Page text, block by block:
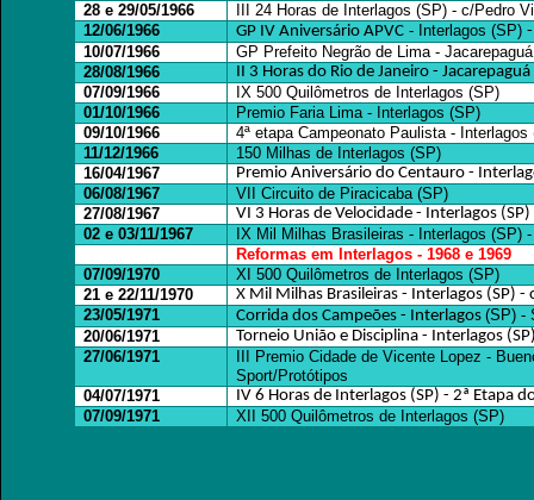
28 e 29/05/1966
III 24 Horas de Interlagos (SP) - c/Pedro
12/06/1966
GP IV Aniversário APVC- Interlagos (SP)
10/07/1966
GP Prefeito Negrão de Lima -
28/08/1966
II 3 Horas do Rio de Janeiro - Jacarepaguá
07/09/1966
IX 500 Quilômetros de Interlagos (SP)
01/10/1966
Premio Faria Lima - Interlagos (SP)
09/10/1966
4ª etapa Campeonato Paulista -
11/12/1966
150 Milhas de Interlagos (SP)
16/04/1967
Premio Aniversário do Centauro -
06/08/1967
VII Circuito de Piracicaba (SP)
27/08/1967
VI 3 Horas de Velocidade - Interlagos (SP)
02 e 03/11/1967
IX Mil Milhas Brasileiras - Interlagos (SP)
Reformas em Interlagos - 1968 e 1969
07/09/1970
XI 500 Quilômetros de Interlagos (SP)
21 e 22/11/1970
X Mil Milhas Brasileiras - Interlagos (SP) -
23/05/1971
Corrida dos Campeões - Interlagos (SP) -
20/06/1971
Torneio União e Disciplina - Interlagos
27/06/1971
III Premio Cidade de Vicente Lopez -
Sport/Protótipos
04/07/1971
IV 6 Horas de Interlagos (SP) - 2ª Etapa
07/09/1971
XII 500 Quilômetros de Interlagos (SP)